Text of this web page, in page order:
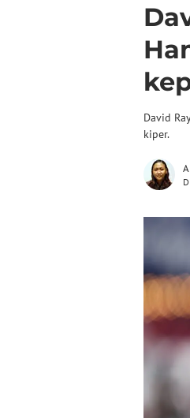
David
kiper.